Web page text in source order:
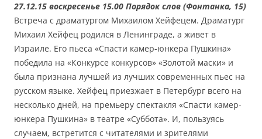
27.12.15 воскресенье 15.00 Порядок слов (Фонтанка, 15)
Встреча с драматургом Михаилом Хейфецем. Драматург
Михаил Хейфец родился в Ленинграде, а живет в
Израиле. Его пьеса «Спасти камер-юнкера Пушкина»
победила на «Конкурсе конкурсов» «Золотой маски» и
была признана лучшей из лучших современных пьес на
русском языке. Хейфец приезжает в Петербург всего на
несколько дней, на премьеру спектакля «Спасти камер-
юнкера Пушкина» в театре «Суббота». И, пользуясь
случаем, встретится с читателями и зрителями